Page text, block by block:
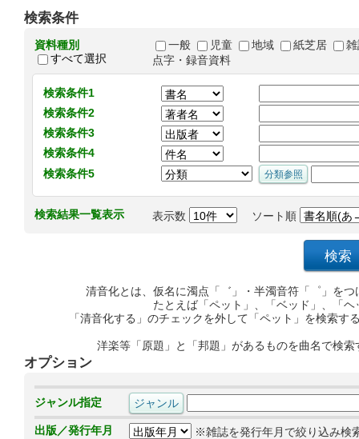
検索条件
資料種別
すべて選択
一般 児童 地域 紙芝居
点字・録音資料
検索条件1
検索条件2
検索条件3
検索条件4
検索条件5
検索結果一覧表示 表示数 ソート順
清音化とは、仮名に濁点「゛」・半濁音符「゜」を
たとえば「ペット」、「ベッド」、「
「清音化する」のチェックを外して「ペット」を検索
洋楽等「原題」と「邦題」があるものを曲名で検
オプション
ジャンル指定
出版／発行年月
※雑誌を発行年月で絞り込み検